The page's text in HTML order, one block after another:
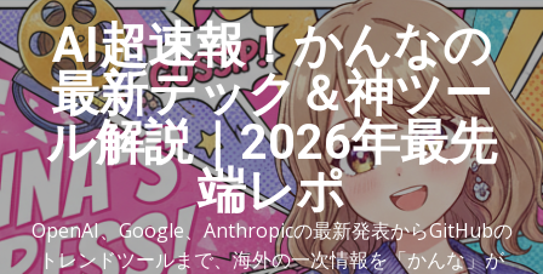
AI超速報！かんなの
最新テック＆神ツー
ル解説｜2026年最先
端レポ
OpenAI、Google、Anthropicの最新発表からGitHubの
トレンドツールまで、海外の一次情報を「かんな」が